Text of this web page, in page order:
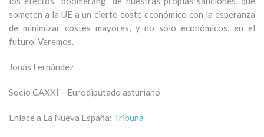
someten a la UE a un cierto coste económico con la esperanza
de minimizar costes mayores, y no sólo económicos, en el
futuro. Veremos.
Jonás Fernández
Socio CAXXI – Eurodiputado asturiano
Enlace a La Nueva España: Tribuna